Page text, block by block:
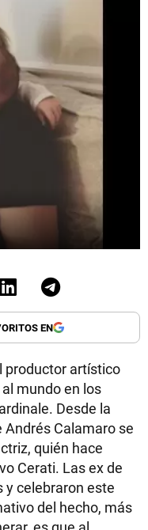
EN
productor artístico
mundo en los
Desde la
Calamaro se
quién hace
Cerati. Las ex de
y celebraron este
del hecho, más